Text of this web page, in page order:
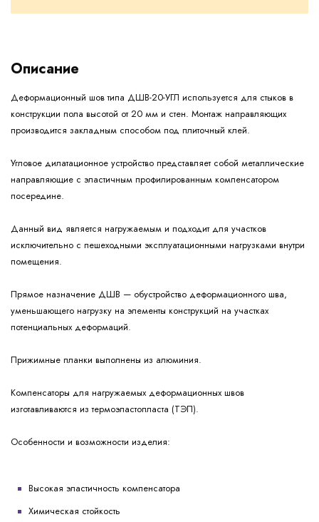
Описание
Деформационный шов типа ДШВ-20-УГЛ используется для стыков в
конструкции пола высотой от 20 мм и стен. Монтаж направляющих
производится закладным способом под плиточный клей.
Угловое дилатационное устройство представляет собой металлические
направляющие с эластичным профилированным компенсатором
посередине.
Данный вид является нагружаемым и подходит для участков
исключительно с пешеходными эксплуатационными нагрузками внутри
помещения.
Прямое назначение ДШВ — обустройство деформационного шва,
уменьшающего нагрузку на элементы конструкций на участках
потенциальных деформаций.
Прижимные планки выполнены из алюминия.
Компенсаторы для нагружаемых деформационных швов
изготавливаются из термоэластопласта (ТЭП).
Особенности и возможности изделия:
Высокая эластичность компенсатора
Химическая стойкость